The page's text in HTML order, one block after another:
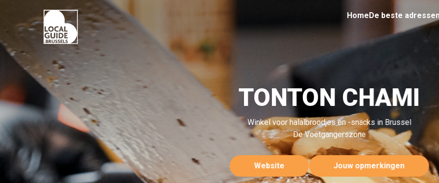
HomeDe beste
TONTON CHAMI
Winkel voor halalbroodjes en -snacks in Brussel
De Voetgangerszone
Website Jouw opmerkingen